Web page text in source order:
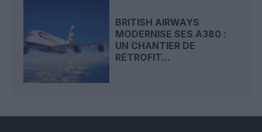
BRITISH AIRWAYS
MODERNISE SES A380 :
UN CHANTIER DE
RÉTROFIT...